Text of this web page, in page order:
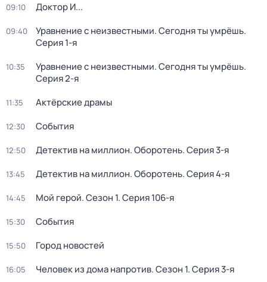
09:10 Доктор И...
09:40 Уравнение с неизвестными. Сегодня ты умрёшь.
Серия 1-я
10:35 Уравнение с неизвестными. Сегодня ты умрёшь.
Серия 2-я
11:35 Актёрские драмы
12:30 События
12:50 Детектив на миллион. Оборотень. Серия 3-я
13:45 Детектив на миллион. Оборотень. Серия 4-я
14:45 Мой герой. Сезон 1. Серия 106-я
15:30 События
15:50 Город новостей
16:05 Человек из дома напротив. Сезон 1. Серия 3-я